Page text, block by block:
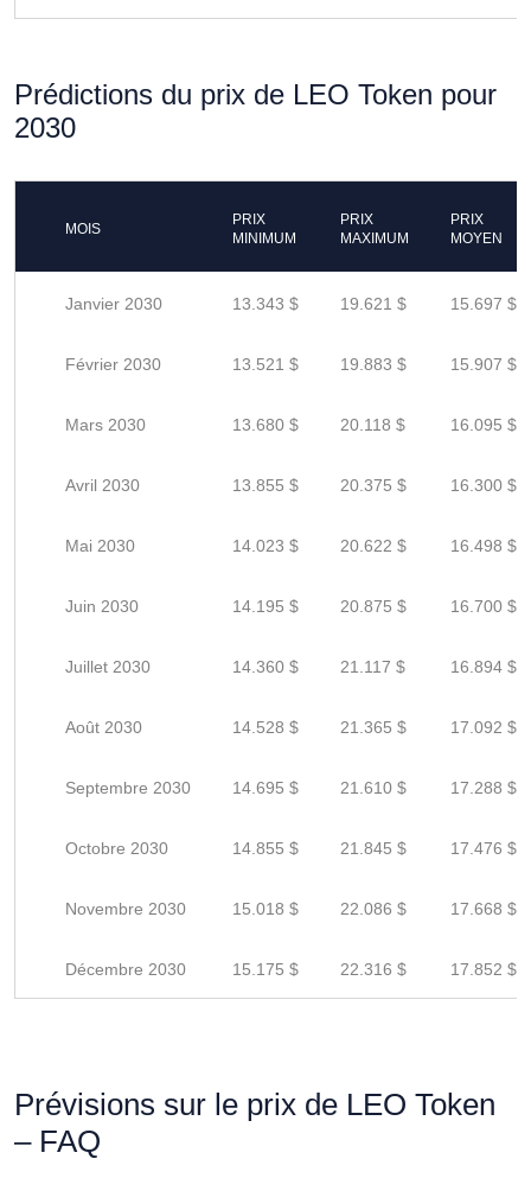
Prédictions du prix de LEO Token pour
2030
MOIS
PRIX
MINIMUM
PRIX
MAXIMUM
PRIX
MOYEN
Janvier 2030 13.343 $ 19.621 $ 15.697 $
Février 2030 13.521 $ 19.883 $ 15.907 $
Mars 2030 13.680 $ 20.118 $ 16.095 $
Avril 2030 13.855 $ 20.375 $ 16.300 $
Mai 2030 14.023 $ 20.622 $ 16.498 $
Juin 2030 14.195 $ 20.875 $ 16.700 $
Juillet 2030 14.360 $ 21.117 $ 16.894 $
Août 2030 14.528 $ 21.365 $ 17.092 $
Septembre 2030 14.695 $ 21.610 $ 17.288 $
Octobre 2030 14.855 $ 21.845 $ 17.476 $
Novembre 2030 15.018 $ 22.086 $ 17.668 $
Décembre 2030 15.175 $ 22.316 $ 17.852 $
Prévisions sur le prix de LEO Token
– FAQ